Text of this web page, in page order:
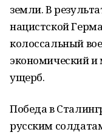
земли. В
нацистской
колоссальный
экономический
ущерб.
Победа в
русским